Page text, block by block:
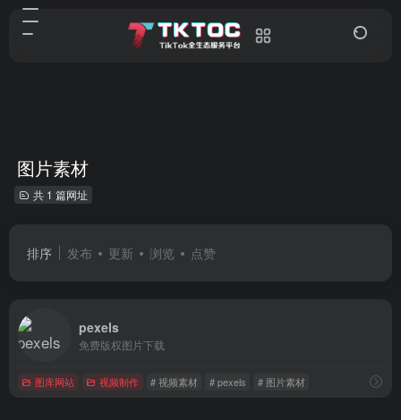
图片素材
共 1 篇网址
排序 发布 更新 浏览 点赞
pexels
免费版权图片下载
图库网站 视频制作 # 视频素材 # pexels # 图片素材